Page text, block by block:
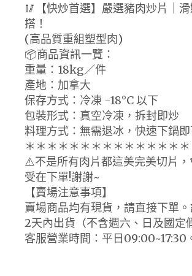
🥢【快炒首選】嚴選豬肉炒片｜
搭！
(高品質重組塑型肉)
📦商品資訊一覽：
重量：18kg／件
產地：加拿大
保存方式：冷凍 -18°C 以下
包裝形式：真空冷凍，拆封即炒
料理方式：無需退冰，快速下鍋
＊＊＊＊＊＊＊＊＊＊＊＊＊＊＊
⚠️不是所有肉片都這美完美切片
受在下單!謝謝~
【賣場注意事項】
賣場商品均有現貨，請直接下單
2天內出貨（不含週六、日及國定
客服營業時間：平日09:00~17:30